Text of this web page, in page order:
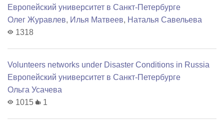
Европейский университет в Санкт-Петербурге
Олег Журавлев, Илья Матвеев, Наталья Савельева
1318
Volunteers networks under Disaster Conditions in Russia
Европейский университет в Санкт-Петербурге
Ольга Усачева
1015
1